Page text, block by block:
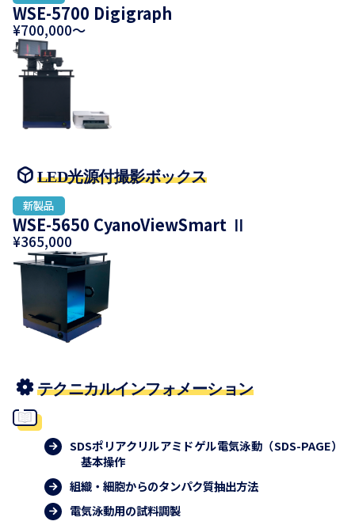
WSE-5700 Digigraph
¥700,000～
LED光源付撮影ボックス
WSE-5650 CyanoViewSmart Ⅱ
¥365,000
テクニカルインフォメーション
SDSポリアクリルアミドゲル電気泳動（SDS-PAGE）
基本操作
組織・細胞からのタンパク質抽出方法
電気泳動用の試料調製